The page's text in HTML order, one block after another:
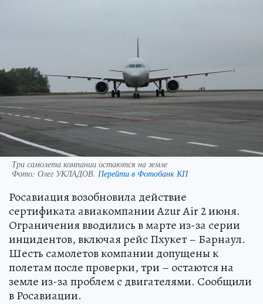
Три самолета компании остаются на земле
Фото: Олег УКЛАДОВ. Перейти в Фотобанк КП
Росавиация возобновила действие
сертификата авиакомпании Azur Air 2 июня.
Ограничения вводились в марте из-за серии
инцидентов, включая рейс Пхукет – Барнаул.
Шесть самолетов компании допущены к
полетам после проверки, три – остаются на
земле из-за проблем с двигателями. Сообщили
в Росавиации.